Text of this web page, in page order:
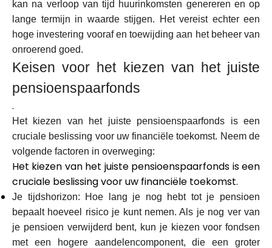
kan na verloop van tijd huurinkomsten genereren en op
lange termijn in waarde stijgen. Het vereist echter een
hoge investering vooraf en toewijding aan het beheer van
onroerend goed.
Keisen voor het kiezen van het juiste
pensioenspaarfonds
.
Het kiezen van het juiste pensioenspaarfonds is een
cruciale beslissing voor uw financiële toekomst. Neem de
volgende factoren in overweging:
Het kiezen van het juiste pensioenspaarfonds is een
cruciale beslissing voor uw financiële toekomst.
Je tijdshorizon: Hoe lang je nog hebt tot je pensioen
bepaalt hoeveel risico je kunt nemen. Als je nog ver van
je pensioen verwijderd bent, kun je kiezen voor fondsen
met een hogere aandelencomponent, die een groter